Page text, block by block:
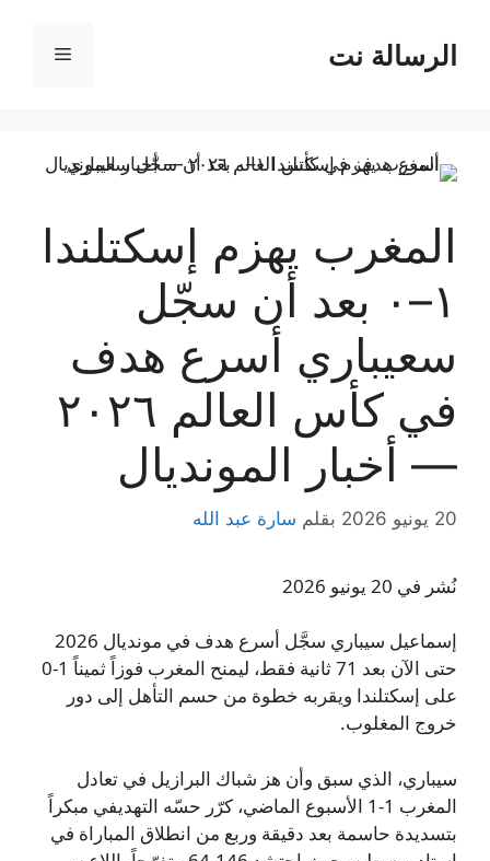
المحتوىالرسالة نت القائمة
المغرب يهزم إسكتلندا
١–٠ بعد أن سجّل
سعيباري أسرع هدف
في كأس العالم ٢٠٢٦
— أخبار المونديال
20 يونيو 2026 بقلم سارة عبد الله
نُشر في 20 يونيو 2026
إسماعيل سيباري سجَّل أسرع هدف في مونديال 2026
حتى الآن بعد 71 ثانية فقط، ليمنح المغرب فوزاً ثميناً 1-0
على إسكتلندا ويقربه خطوة من حسم التأهل إلى دور
خروج المغلوب.
سيباري، الذي سبق وأن هز شباك البرازيل في تعادل
المغرب 1-1 الأسبوع الماضي، كرّر حسّه التهديفي مبكراً
بتسديدة حاسمة بعد دقيقة وربع من انطلاق المباراة في